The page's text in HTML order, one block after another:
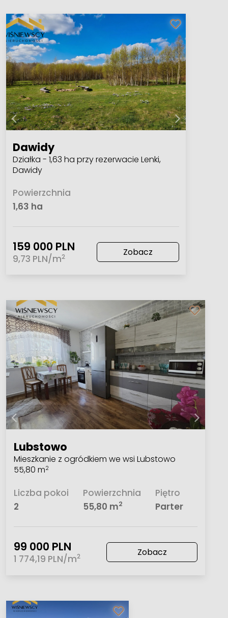
Dawidy
Działka - 1,63 ha przy rezerwacie Lenki,
Dawidy
Powierzchnia
1,63 ha
159 000 PLN
9,73 PLN/m2 Zobacz
Lubstowo
Mieszkanie z ogródkiem we wsi Lubstowo
55,80 m2
Liczba pokoi
2
Powierzchnia
55,80 m2
Piętro
Parter
99 000 PLN
1 774,19 PLN/m2 Zobacz